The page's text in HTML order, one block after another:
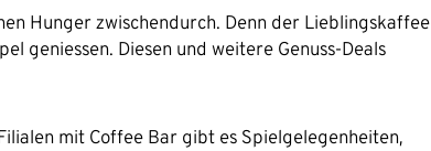
Hunger zwischendurch. Denn der Lieblingskaffee
geniessen. Diesen und weitere Genuss-Deals
mit Coffee Bar gibt es Spielgelegenheiten,